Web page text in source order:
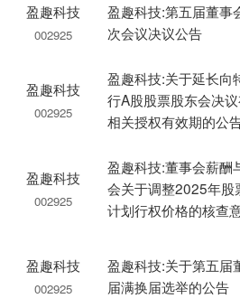
盈趣科技
002925
盈趣科技:第五届董事
次会议决议公告
盈趣科技
002925
盈趣科技:关于延长向
行A股股票股东会决
相关授权有效期的公
盈趣科技
002925
盈趣科技:董事会薪酬
会关于调整2025年股
计划行权价格的核查
盈趣科技
002925
盈趣科技:关于第五届
届满换届选举的公告